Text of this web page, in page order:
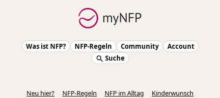
Was ist NFP? NFP-Regeln Community
Account
Suche
Neu hier? NFP-Regeln NFP im Alltag
Kinderwunsch